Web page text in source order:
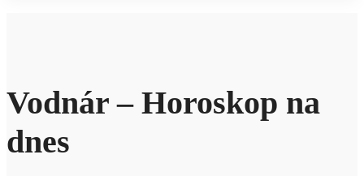
Vodnár – Horoskop na
dnes